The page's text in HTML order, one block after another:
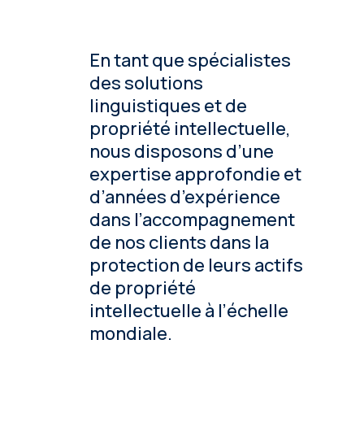
En tant que spécialistes
des solutions
linguistiques et de
propriété intellectuelle,
nous disposons d’une
expertise approfondie et
d’années d’expérience
dans l’accompagnement
de nos clients dans la
protection de leurs actifs
de propriété
intellectuelle à l’échelle
mondiale.